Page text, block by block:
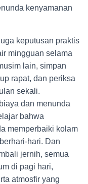
kenyamanan
keputusan praktis
mingguan selama
lain, simpan
rapat, dan periksa
sekali.
dan menunda
bahwa
memperbaiki kolam
hari. Dan
jernih, semua
di pagi hari,
atmosfir yang